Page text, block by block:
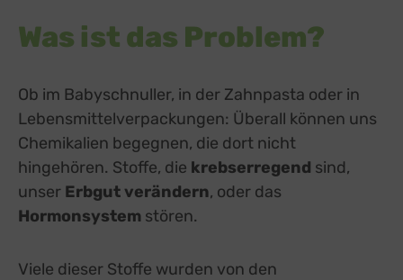
Was ist das Problem?
Ob im Babyschnuller, in der Zahnpasta oder in
Lebensmittelverpackungen: Überall können uns
Chemikalien begegnen, die dort nicht
hingehören. Stoffe, die krebserregend sind,
unser Erbgut verändern, oder das
Hormonsystem stören.
Viele dieser Stoffe wurden von den